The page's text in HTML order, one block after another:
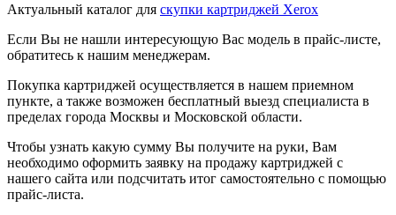
Актуальный каталог для скупки картриджей Xerox
Если Вы не нашли интересующую Вас модель в прайс-листе,
обратитесь к нашим менеджерам.
Покупка картриджей осуществляется в нашем приемном
пункте, а также возможен бесплатный выезд специалиста в
пределах города Москвы и Московской области.
Чтобы узнать какую сумму Вы получите на руки, Вам
необходимо оформить заявку на продажу картриджей с
нашего сайта или подсчитать итог самостоятельно с помощью
прайс-листа.